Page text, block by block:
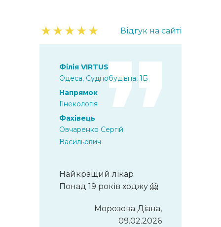
★★★★★ Відгук на сайті
Філія VIRTUS
Одеса, Суднобудівна, 1Б
Напрямок
Гінекологія
Фахівець
Овчаренко Сергій
Васильович
Найкращий лікар
Понад 19 років ходжу 🤗
Морозова Діана,
09.02.2026